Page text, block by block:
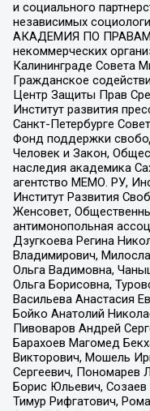
и социального
независимых
АКАДЕМИЯ ПО ПРАВАМ
некоммерческих
Калининграде Совета
Гражданское
Центр Защиты Прав
Институт развития
Санкт-Петербурге
Фонд поддержки
Человек и Закон,
наследия академика
агентство МЕМО. РУ,
Институт Развития
Женсовет,
антимонопольная
Дзугкоева Регина
Владимирович,
Ольга Вадимовна,
Ольга Борисовна,
Васильева Анастасия
Бойко Анатолий
Пивоваров Андрей
Барахоев Магомед
Викторович, Мошель
Сергеевич, Пономарев
Борис Юльевич,
Тимур Рифгатович,